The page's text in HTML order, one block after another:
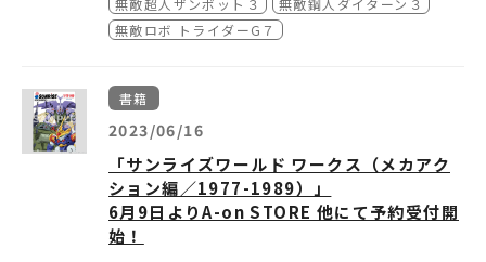
■実験動画『AURA BATTLER DUNBINE』
【TOKYO】
TOKYO 店舗ではサンライズロボット研究所に
よる実験動画『AURA BATTLER DUNBNE』
及び『BLUE GALE
XABUNGLE』で実際に使用した原画（アニメ
ーションの動きのもととなる一連の線画を描い
たもの）の一部を展示します。一般にはあまり
■ザブングル立像展示
【KOSHIGAYA】
ビーとグレーの２種。
『無敵鋼人ダイターン３』よりダイターン３、
『無敵ロボ トライダーG７』よりトライダーG
７の３体がラインナップされています。
また、プレミアムバンダイでは３体セットにな
った限定品「EX仕様」も受注中。
成形色が通常版とは異なるシルバーになってお
無敵超人ザンボット３
無敵鋼人ダイターン３
無敵ロボ トライダーG７
書籍
2023/06/16
「サンライズワールド ワークス（メカアク
ション編／1977-1989）」
6月9日よりA-on STORE 他にて予約受付開
始！